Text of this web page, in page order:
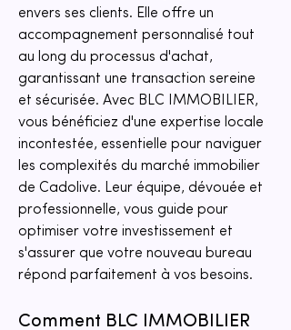
envers ses clients. Elle offre un
accompagnement personnalisé tout
au long du processus d'achat,
garantissant une transaction sereine
et sécurisée. Avec BLC IMMOBILIER,
vous bénéficiez d'une expertise locale
incontestée, essentielle pour naviguer
les complexités du marché immobilier
de Cadolive. Leur équipe, dévouée et
professionnelle, vous guide pour
optimiser votre investissement et
s'assurer que votre nouveau bureau
répond parfaitement à vos besoins.
Comment BLC IMMOBILIER